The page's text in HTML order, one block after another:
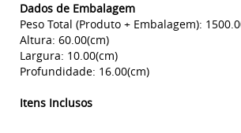
Dados de Embalagem
Peso Total (Produto + Embalagem):
Altura: 60.00(cm)
Largura: 10.00(cm)
Profundidade: 16.00(cm)
Itens Inclusos